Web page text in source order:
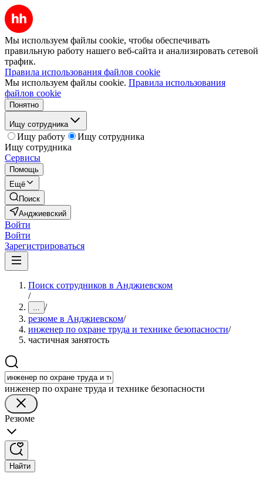
Мы используем файлы cookie, чтобы обеспечивать
правильную работу нашего веб-сайта и анализировать сетевой
трафик.
Правила использования файлов cookie
Мы используем файлы cookie. Правила использования
файлов cookie
Понятно
Ищу сотрудника
Ищу работу
Ищу сотрудника
Ищу сотрудника
Сервисы
Помощь
Ещё
Поиск
Анджиевский
Войти
Войти
Зарегистрироваться
Поиск сотрудников в Анджиевском
/
... /
резюме в Анджиевском/
инженер по охране труда и технике безопасности/
частичная занятость
инженер по охране труда и технике безопасности
Резюме
Найти